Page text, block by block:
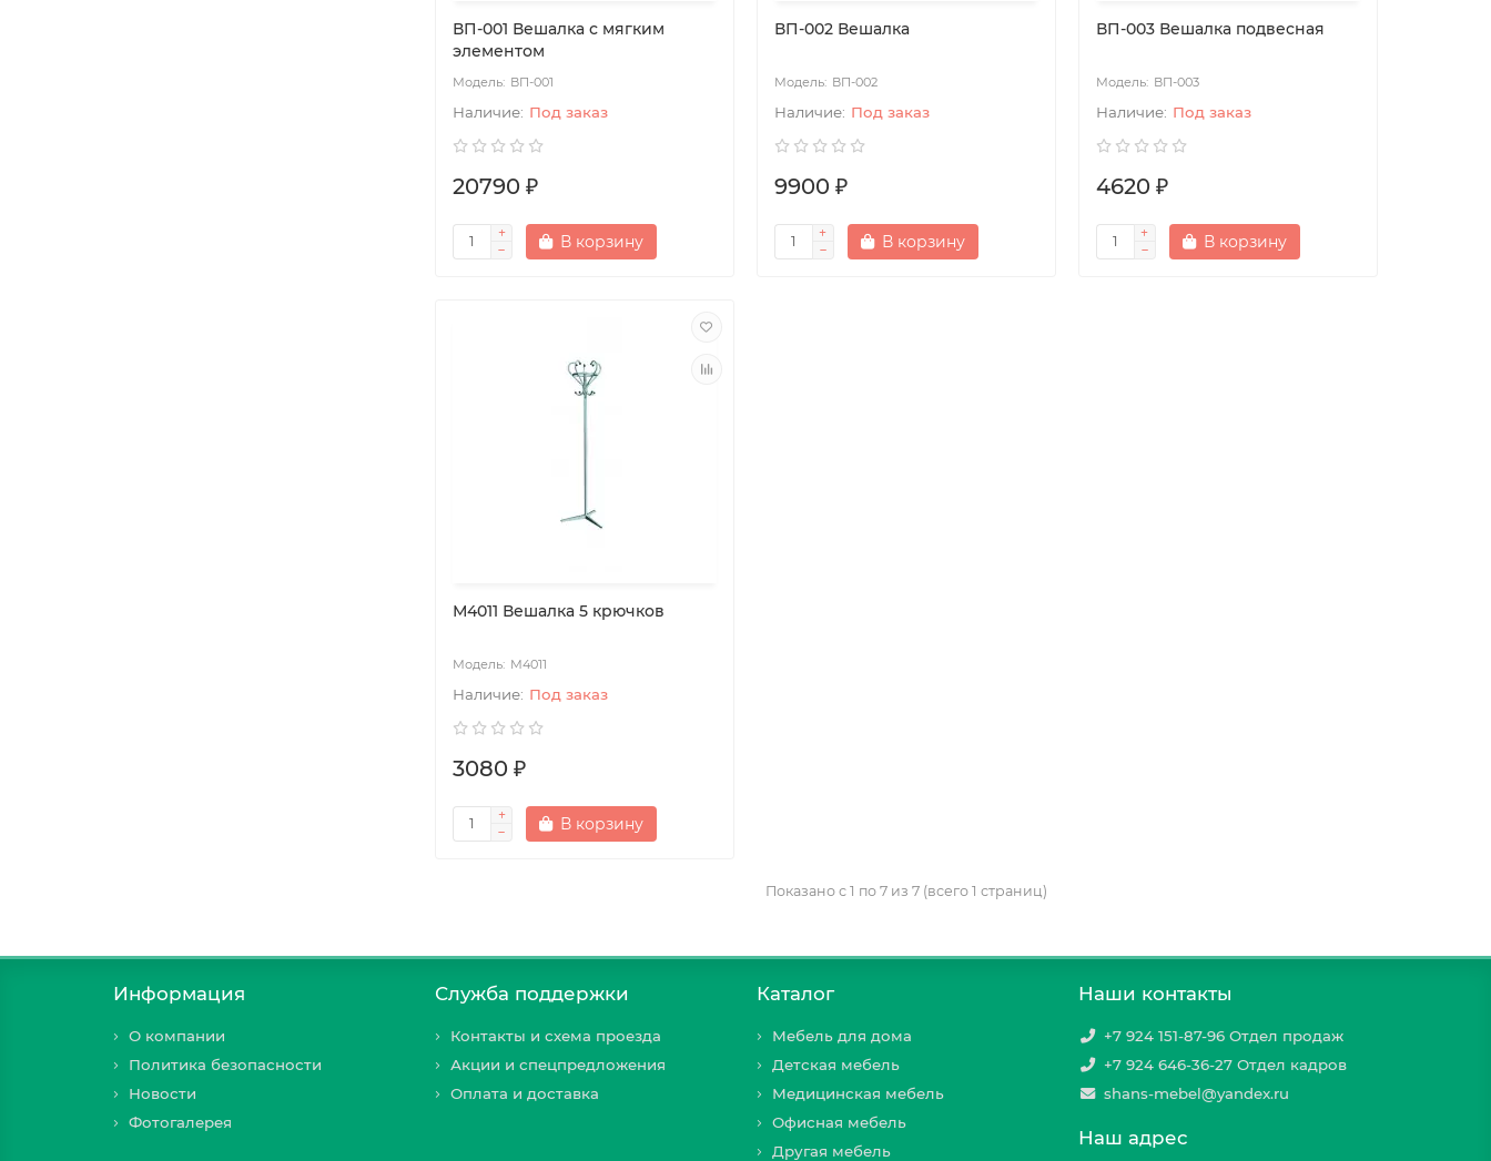
ВП-001 Вешалка с мягким
элементом
ВП-001
Под заказ
20790 ₽
В корзину
ВП-002 Вешалка
ВП-002
Под заказ
9900 ₽
В корзину
ВП-003 Вешалка подвесная
ВП-003
Под заказ
4620 ₽
В корзину
М4011 Вешалка 5 крючков
М4011
Под заказ
3080 ₽
В корзину
Показано с 1 по 7 из 7 (всего 1 страниц)
Информация
О компании
Политика безопасности
Новости
Фотогалерея
Служба поддержки
Контакты и схема проезда
Акции и спецпредложения
Оплата и доставка
Каталог
Мебель для дома
Детская мебель
Медицинская мебель
Офисная мебель
Другая мебель
Наши контакты
+7 924 151-87-96 Отдел продаж
+7 924 646-36-27 Отдел кадров
shans-mebel@yandex.ru
Наш адрес